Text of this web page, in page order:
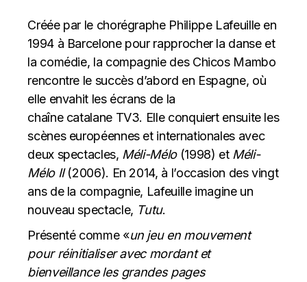
Créée par le chorégraphe Philippe Lafeuille en
1994 à Barcelone pour rapprocher la danse et
la comédie, la compagnie des Chicos Mambo
rencontre le succès d’abord en Espagne, où
elle envahit les écrans de la
chaîne catalane TV3. Elle conquiert ensuite les
scènes européennes et internationales avec
deux spectacles, Méli-Mélo(1998) et Méli-
Mélo II(2006). En 2014, à l’occasion des vingt
ans de la compagnie, Lafeuille imagine un
nouveau spectacle, Tutu.
Présenté comme «un jeu en mouvement
pour réinitialiser avec mordant et
bienveillance les grandes pages